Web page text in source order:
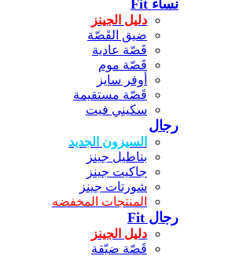
نساء Fit
دليل الجينز
ضيق القَصّة
قَصّة عادية
قَصّة موم
أوفر سايز
قَصّة مستقيمة
سكيني فيت
رجال
السيزون الجديد
بناطيل جينز
جاكيت جينز
شورتات جينز
المنتجات المخفضه
رجال Fit
دليل الجينز
قَصّة ضيّقة